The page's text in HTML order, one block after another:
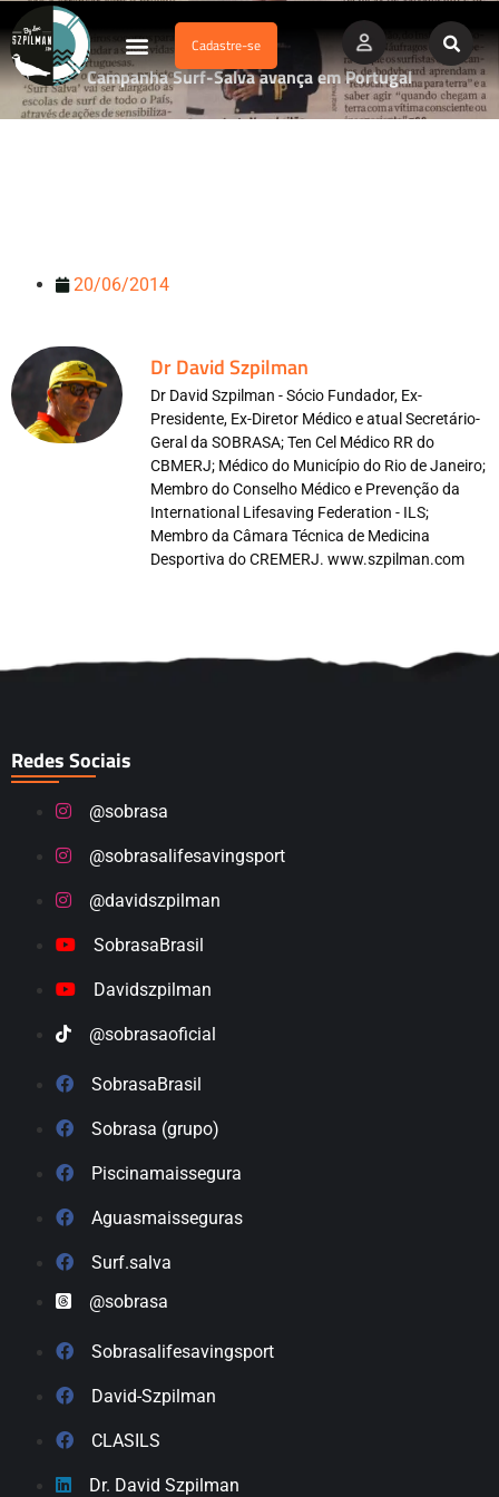
Cadastre-se
Campanha Surf-Salva avança em Portugal
20/06/2014
Dr David Szpilman
Dr David Szpilman - Sócio Fundador, Ex-
Presidente, Ex-Diretor Médico e atual Secretário-
Geral da SOBRASA; Ten Cel Médico RR do
CBMERJ; Médico do Município do Rio de Janeiro;
Membro do Conselho Médico e Prevenção da
International Lifesaving Federation - ILS;
Membro da Câmara Técnica de Medicina
Desportiva do CREMERJ. www.szpilman.com
Redes Sociais
@sobrasa
@sobrasalifesavingsport
@davidszpilman
SobrasaBrasil
Davidszpilman
@sobrasaoficial
SobrasaBrasil
Sobrasa (grupo)
Piscinamaissegura
Aguasmaisseguras
Surf.salva
@sobrasa
Sobrasalifesavingsport
David-Szpilman
CLASILS
Dr. David Szpilman